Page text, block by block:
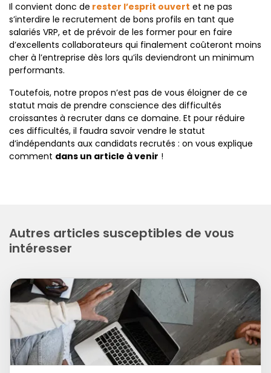
Il convient donc de rester l’esprit ouvert et ne pas
s’interdire le recrutement de bons profils en tant que
salariés VRP, et de prévoir de les former pour en faire
d’excellents collaborateurs qui finalement coûteront moins
cher à l’entreprise dès lors qu’ils deviendront un minimum
performants.
Toutefois, notre propos n’est pas de vous éloigner de ce
statut mais de prendre conscience des difficultés
croissantes à recruter dans ce domaine. Et pour réduire
ces difficultés, il faudra savoir vendre le statut
d’indépendants aux candidats recrutés : on vous explique
comment dans un article à venir !
Autres articles susceptibles de vous
intéresser